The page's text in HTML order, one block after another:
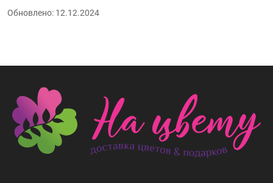
Обновлено: 12.12.2024